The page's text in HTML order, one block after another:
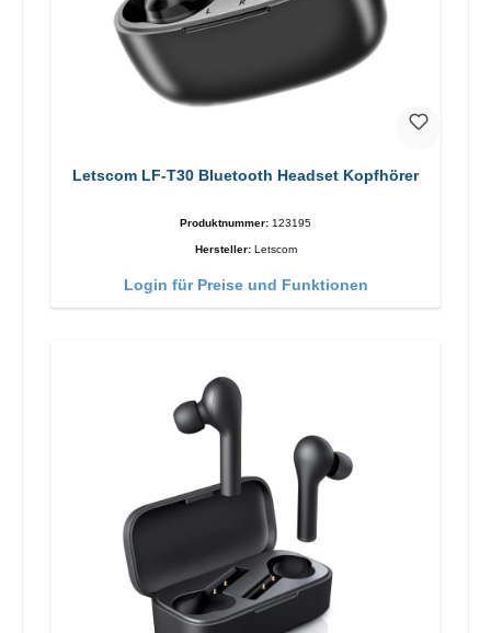
Letscom LF-T30 Bluetooth Headset Kopfhörer
Produktnummer: 123195
Hersteller: Letscom
Login für Preise und Funktionen